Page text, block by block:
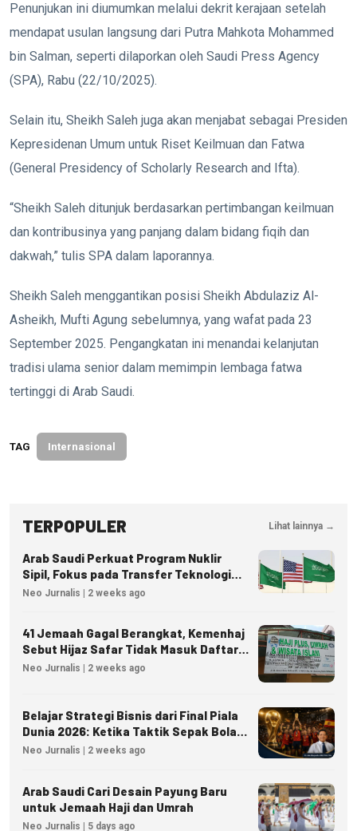
Penunjukan ini diumumkan melalui dekrit kerajaan setelah
mendapat usulan langsung dari Putra Mahkota Mohammed
bin Salman, seperti dilaporkan oleh Saudi Press Agency
(SPA), Rabu (22/10/2025).
Selain itu, Sheikh Saleh juga akan menjabat sebagai Presiden
Kepresidenan Umum untuk Riset Keilmuan dan Fatwa
(General Presidency of Scholarly Research and Ifta).
“Sheikh Saleh ditunjuk berdasarkan pertimbangan keilmuan
dan kontribusinya yang panjang dalam bidang fiqih dan
dakwah,” tulis SPA dalam laporannya.
Sheikh Saleh menggantikan posisi Sheikh Abdulaziz Al-
Asheikh, Mufti Agung sebelumnya, yang wafat pada 23
September 2025. Pengangkatan ini menandai kelanjutan
tradisi ulama senior dalam memimpin lembaga fatwa
tertinggi di Arab Saudi.
TAG Internasional
TERPOPULER Lihat lainnya →
Arab Saudi Perkuat Program Nuklir
Sipil, Fokus pada Transfer Teknologi
dan Kedaulatan Energi
Neo Jurnalis | 2 weeks ago
41 Jemaah Gagal Berangkat, Kemenhaj
Sebut Hijaz Safar Tidak Masuk Daftar
Resmi PPIU
Neo Jurnalis | 2 weeks ago
Belajar Strategi Bisnis dari Final Piala
Dunia 2026: Ketika Taktik Sepak Bola
Menjadi Inspirasi Kesuksesan Bisnis
Neo Jurnalis | 2 weeks ago
Arab Saudi Cari Desain Payung Baru
untuk Jemaah Haji dan Umrah
Neo Jurnalis | 5 days ago